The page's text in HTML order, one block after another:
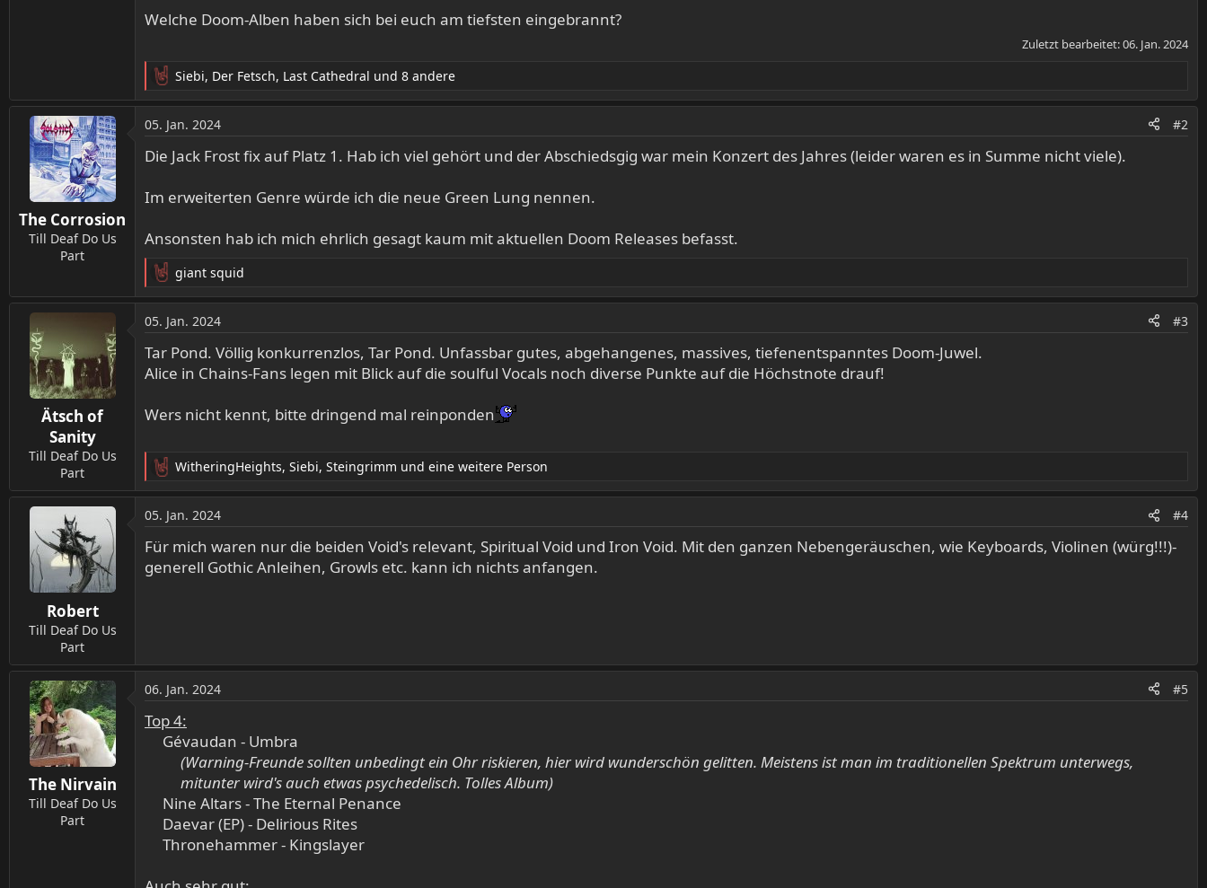
Welche Doom-Alben haben sich bei euch am tiefsten eingebrannt?
Zuletzt bearbeitet:06. Jan. 2024
R
e
a
k
t
n
n
Siebi, Der Fetsch, Last Cathedral und 8 andere
The Corrosion
Till Deaf Do Us
Part
05. Jan. 2024 #2
Die Jack Frost fix auf Platz 1. Hab ich viel gehört und der Abschiedsgig war mein Konzert des Jahres (leider waren es in Summe nicht viele).
Im erweiterten Genre würde ich die neue Green Lung nennen.
Ansonsten hab ich mich ehrlich gesagt kaum mit aktuellen Doom Releases befasst.
R
e
a
k
t
o
e
giant squid
Ätsch of
Sanity
Till Deaf Do Us
Part
05. Jan. 2024 #3
Tar Pond. Völlig konkurrenzlos, Tar Pond. Unfassbar gutes, abgehangenes, massives, tiefenentspanntes Doom-Juwel.
Alice in Chains-Fans legen mit Blick auf die soulful Vocals noch diverse Punkte auf die Höchstnote drauf!
Wers nicht kennt, bitte dringend mal reinponden
R
e
a
k
t
o
WitheringHeights, Siebi, Steingrimm und eine weitere Person
Robert
Till Deaf Do Us
Part
05. Jan. 2024 #4
Für mich waren nur die beiden Void's relevant, Spiritual Void und Iron Void. Mit den ganzen Nebengeräuschen, wie Keyboards, Violinen (würg!!!)-
generell Gothic Anleihen, Growls etc. kann ich nichts anfangen.
The Nirvain
Till Deaf Do Us
Part
06. Jan. 2024 #5
Top 4:
Gévaudan - Umbra​
(Warning-Freunde sollten unbedingt ein Ohr riskieren, hier wird wunderschön gelitten. Meistens ist man im traditionellen Spektrum unterwegs,
mitunter wird's auch etwas psychedelisch. Tolles Album)
Nine Altars - The Eternal Penance​
Daevar (EP) - Delirious Rites​
Thronehammer - Kingslayer​